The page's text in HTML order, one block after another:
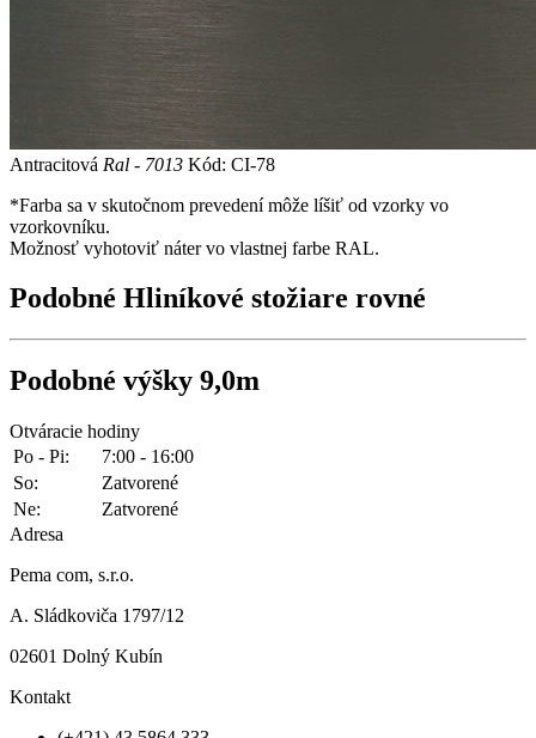
Antracitová Ral - 7013 Kód: CI-78
*Farba sa v skutočnom prevedení môže líšiť od vzorky vo
vzorkovníku.
Možnosť vyhotoviť náter vo vlastnej farbe RAL.
Podobné Hliníkové stožiare rovné
Podobné výšky 9,0m
Otváracie hodiny
Po - Pi:
7:00 - 16:00
So:
Zatvorené
Ne:
Zatvorené
Adresa
Pema com, s.r.o.
A. Sládkoviča 1797/12
02601 Dolný Kubín
Kontakt